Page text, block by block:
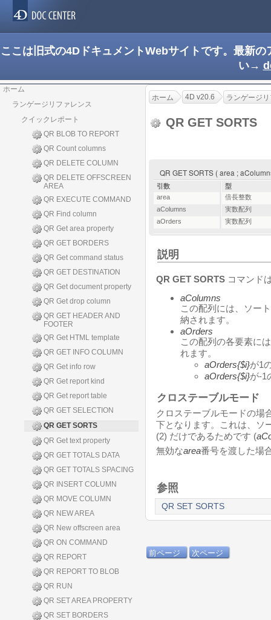
ここは旧式の4DドキュメントWebサイトです。最新
い→
ホーム
ランゲージリファレンス
クイックレポート
QR BLOB TO REPORT
QR Count columns
QR DELETE COLUMN
QR DELETE OFFSCREEN
AREA
QR EXECUTE COMMAND
QR Find column
QR Get area property
QR GET BORDERS
QR Get command status
QR GET DESTINATION
QR Get document property
QR Get drop column
QR GET HEADER AND
FOOTER
QR Get HTML template
QR GET INFO COLUMN
QR Get info row
QR Get report kind
QR Get report table
QR GET SELECTION
QR GET SORTS
QR Get text property
QR GET TOTALS DATA
QR GET TOTALS SPACING
QR INSERT COLUMN
QR MOVE COLUMN
QR NEW AREA
QR New offscreen area
QR ON COMMAND
QR REPORT
QR REPORT TO BLOB
QR RUN
QR SET AREA PROPERTY
QR SET BORDERS
ホーム 4D v20.6 ランゲージ
QR GET SORTS
QR GET SORTS ( area ;
引数
型
area
倍長整数
aColumns
実数配列
aOrders
実数配列
説明
QR GET SORTS コマンド
aColumns
この配列には、ソー
納されます。
aOrders
この配列の各要素に
れます。
aOrders{$i}が1
aOrders{$i}が-1
クロステーブルモード
クロステーブルモードの場
下となります。これは、ソ
(2) だけであるためです (
無効なarea番号を渡した場
参照
QR SET SORTS
前ページ 次ページ